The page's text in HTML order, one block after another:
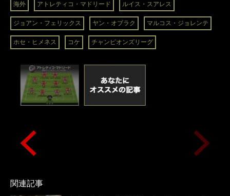
海外 アトレティコ・マドリード ルイス・スアレス
ジョアン・フェリックス ヤン・オブラク マルコス・ジョレンテ
ホセ・ヒメネス コケ チャンピオンズリーグ
関連記事